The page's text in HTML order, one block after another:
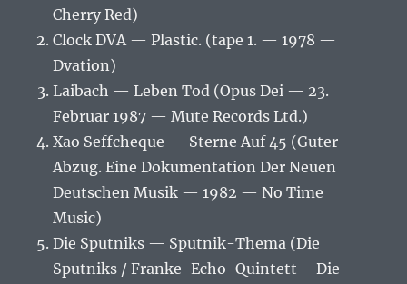
Cherry Red)
Clock DVA — Plastic. (tape 1. — 1978 —
Dvation)
Laibach — Leben Tod (Opus Dei — 23.
Februar 1987 — Mute Records Ltd.)
Xao Seffcheque — Sterne Auf 45 (Guter
Abzug. Eine Dokumentation Der Neuen
Deutschen Musik — 1982 — No Time
Music)
Die Sputniks — Sputnik-Thema (Die
Sputniks / Franke-Echo-Quintett – Die